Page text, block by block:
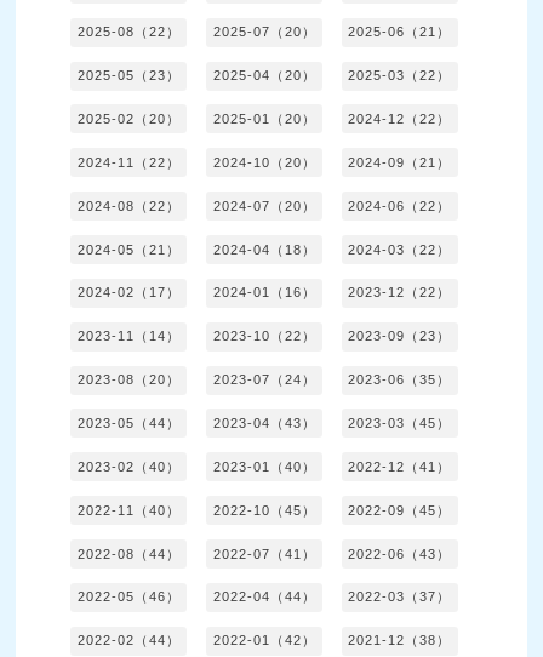
2025-08（22） 2025-07（20） 2025-06（21）
2025-05（23） 2025-04（20） 2025-03（22）
2025-02（20） 2025-01（20） 2024-12（22）
2024-11（22） 2024-10（20） 2024-09（21）
2024-08（22） 2024-07（20） 2024-06（22）
2024-05（21） 2024-04（18） 2024-03（22）
2024-02（17） 2024-01（16） 2023-12（22）
2023-11（14） 2023-10（22） 2023-09（23）
2023-08（20） 2023-07（24） 2023-06（35）
2023-05（44） 2023-04（43） 2023-03（45）
2023-02（40） 2023-01（40） 2022-12（41）
2022-11（40） 2022-10（45） 2022-09（45）
2022-08（44） 2022-07（41） 2022-06（43）
2022-05（46） 2022-04（44） 2022-03（37）
2022-02（44） 2022-01（42） 2021-12（38）